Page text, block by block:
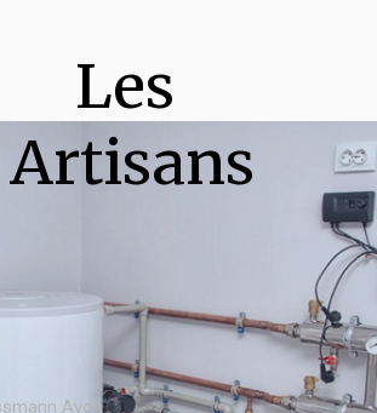
Les
Artisans
Avon